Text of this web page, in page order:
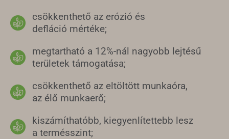
csökkenthető az erózió és
defláció mértéke;
megtartható a 12%-nál nagyobb lejtésű
területek támogatása;
csökkenthető az eltöltött munkaóra,
az élő munkaerő;
kiszámíthatóbb, kiegyenlítettebb lesz
a termésszint;